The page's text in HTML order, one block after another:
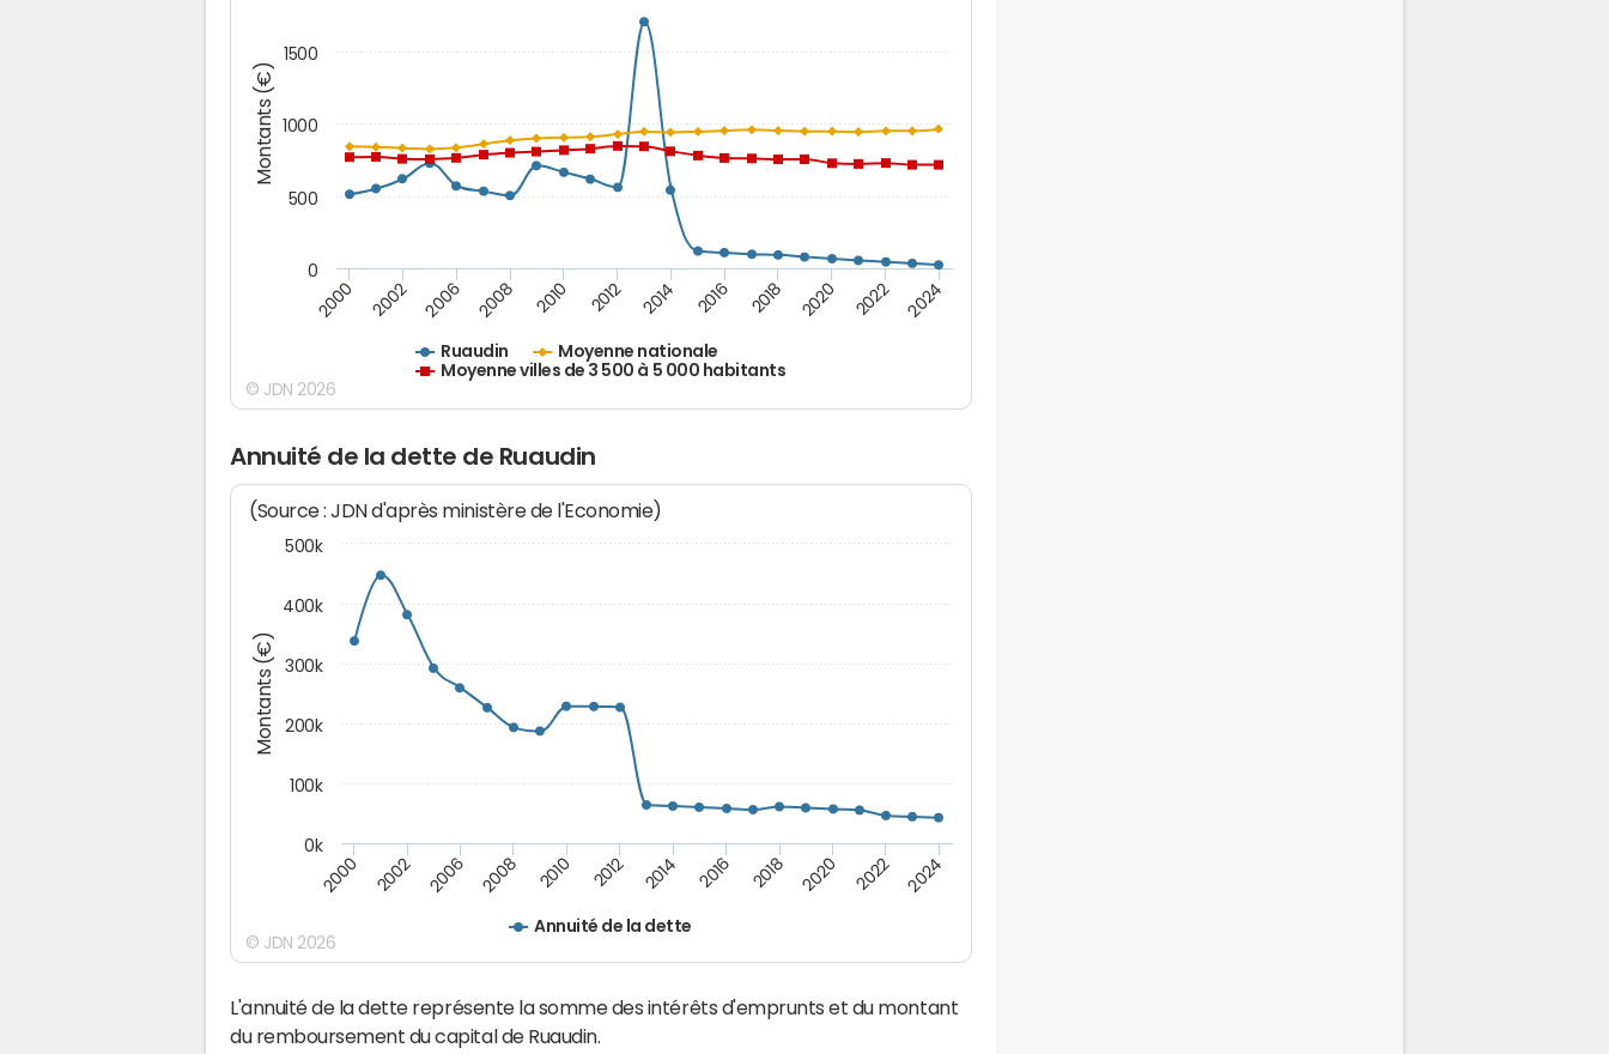
Montants (€)
Ruaudin
Moyenne nationale
Moyenne villes de 3 500 à 5 000 habitants
2000 2002 2006 2008 2010 2012 2014 2016 2018 2020 2022 2024
0
500
1000
1500
© JDN 2026
Annuité de la dette de Ruaudin
Montants (€)
(Source : JDN d'après ministère de l'Economie)
Annuité de la dette
2000 2002 2006 2008 2010 2012 2014 2016 2018 2020 2022 2024
0k
100k
200k
300k
400k
500k
© JDN 2026
L'annuité de la dette représente la somme des intérêts d'emprunts et du montant
du remboursement du capital de Ruaudin.